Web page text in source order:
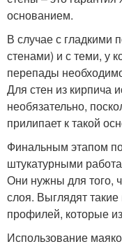
основанием.
В случае с гладкими
стенами) и с теми, у
перепады
Для стен из кирпича
необязательно,
прилипает к такой
Финальным этапом
штукатурными
Они нужны для того,
слоя. Выглядят
профилей, которые
Использование